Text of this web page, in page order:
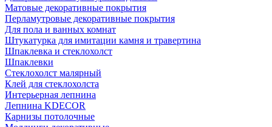
Матовые декоративные покрытия
Перламутровые декоративные покрытия
Для пола и ванных комнат
Штукатурка для имитации камня и травертина
Шпаклевка и стеклохолст
Шпаклевки
Стеклохолст малярный
Клей для стеклохолста
Интерьерная лепнина
Лепнина KDECOR
Карнизы потолочные